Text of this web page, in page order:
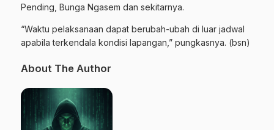
Pending, Bunga Ngasem dan sekitarnya.
“Waktu pelaksanaan dapat berubah-ubah di luar jadwal
apabila terkendala kondisi lapangan,” pungkasnya. (bsn)
About The Author